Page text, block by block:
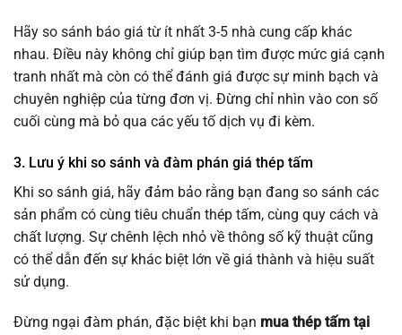
Hãy so sánh báo giá từ ít nhất 3-5 nhà cung cấp khác
nhau. Điều này không chỉ giúp bạn tìm được mức giá cạnh
tranh nhất mà còn có thể đánh giá được sự minh bạch và
chuyên nghiệp của từng đơn vị. Đừng chỉ nhìn vào con số
cuối cùng mà bỏ qua các yếu tố dịch vụ đi kèm.
3. Lưu ý khi so sánh và đàm phán giá thép tấm
Khi so sánh giá, hãy đảm bảo rằng bạn đang so sánh các
sản phẩm có cùng tiêu chuẩn thép tấm, cùng quy cách và
chất lượng. Sự chênh lệch nhỏ về thông số kỹ thuật cũng
có thể dẫn đến sự khác biệt lớn về giá thành và hiệu suất
sử dụng.
Đừng ngại đàm phán, đặc biệt khi bạn mua thép tấm tại